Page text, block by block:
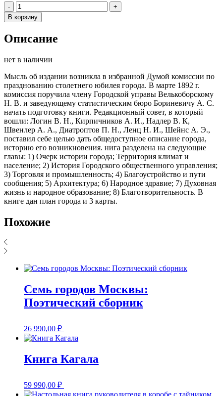
- Количество
+
В корзину
Описание
нет в наличии
Мысль об издании возникла в избранной Думой комиссии по
празднованию столетнего юбилея города. В марте 1892 г.
комиссия поручила члену Городской управы Велькоборскому
Н. В. и заведующему статистическим бюро Бориневичу А. С.
начать подготовку книги. Редакционный совет, в который
вошли: Логин В. Н., Кирпичников А. И., Надлер В. К,
Швенлер А. А., Диатроптов П. Н., Ленц Н. И., Шейнс А. Э.,
поставил себе целью дать общедоступное описание города,
историю его возникновения. нига разделена на следующие
главы: 1) Очерк истории города; Территория климат и
население; 2) История Городского общественного управления;
3) Торговля и промышленность; 4) Благоустройство и пути
сообщения; 5) Архитектура; 6) Народное здравие; 7) Духовная
жизнь и народное образование; 8) Благотворительность. В
книге дан план города и 3 карты.
Похожие
Семь городов Москвы:
Поэтический сборник
26 990,00 ₽
Книга Кагала
59 990,00 ₽